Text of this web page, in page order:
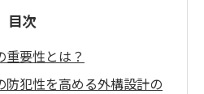
目次
要性とは？
防犯性を高める外構設計の